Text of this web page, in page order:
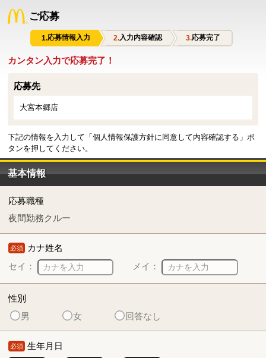
ご応募
応募情報入力 入力内容確認 応募完了
カンタン入力で応募完了！
応募先
大宮本郷店
下記の情報を入力して「個人情報保護方針に同意して内容確認する」ボ
タンを押してください。
基本情報
応募職種
夜間勤務クルー
必須 カナ姓名
セイ：
メイ：
性別
男
女 回答なし
必須 生年月日